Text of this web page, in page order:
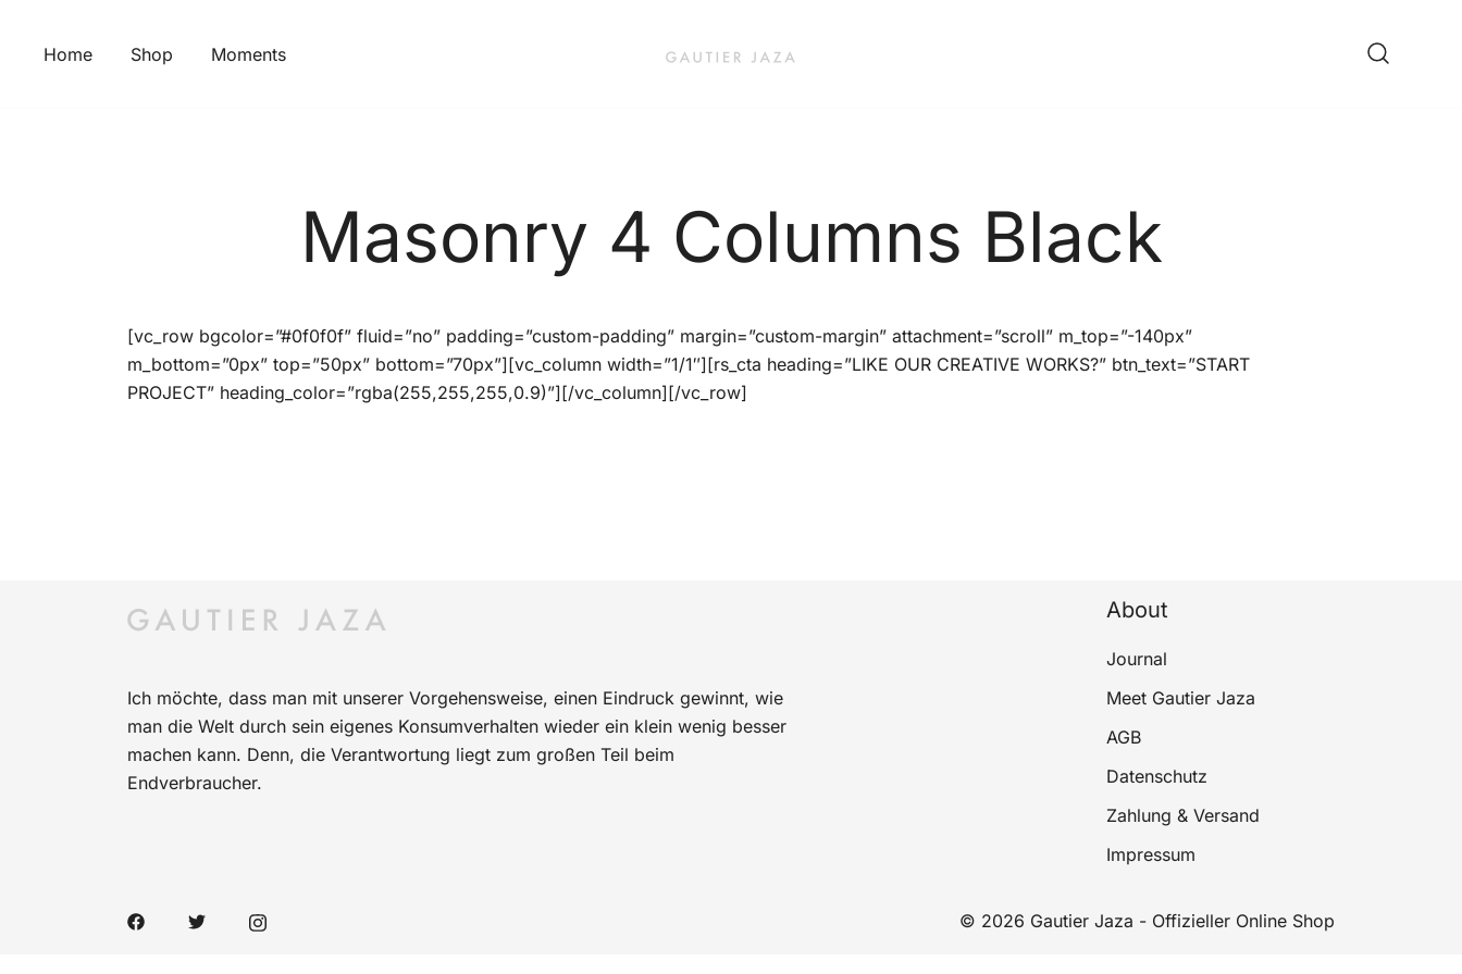
Home Shop Moments
Masonry 4 Columns Black
[vc_row bgcolor=”#0f0f0f” fluid=”no” padding=”custom-padding” margin=”custom-margin” attachment=”scroll” m_top=”-140px”
m_bottom=”0px” top=”50px” bottom=”70px”][vc_column width=”1/1″][rs_cta heading=”LIKE OUR CREATIVE WORKS?” btn_text=”START
PROJECT” heading_color=”rgba(255,255,255,0.9)”][/vc_column][/vc_row]
Ich möchte, dass man mit unserer Vorgehensweise, einen Eindruck gewinnt, wie
man die Welt durch sein eigenes Konsumverhalten wieder ein klein wenig besser
machen kann. Denn, die Verantwortung liegt zum großen Teil beim
Endverbraucher.
About
Journal
Meet Gautier Jaza
AGB
Datenschutz
Zahlung & Versand
Impressum
© 2026 Gautier Jaza - Offizieller Online Shop